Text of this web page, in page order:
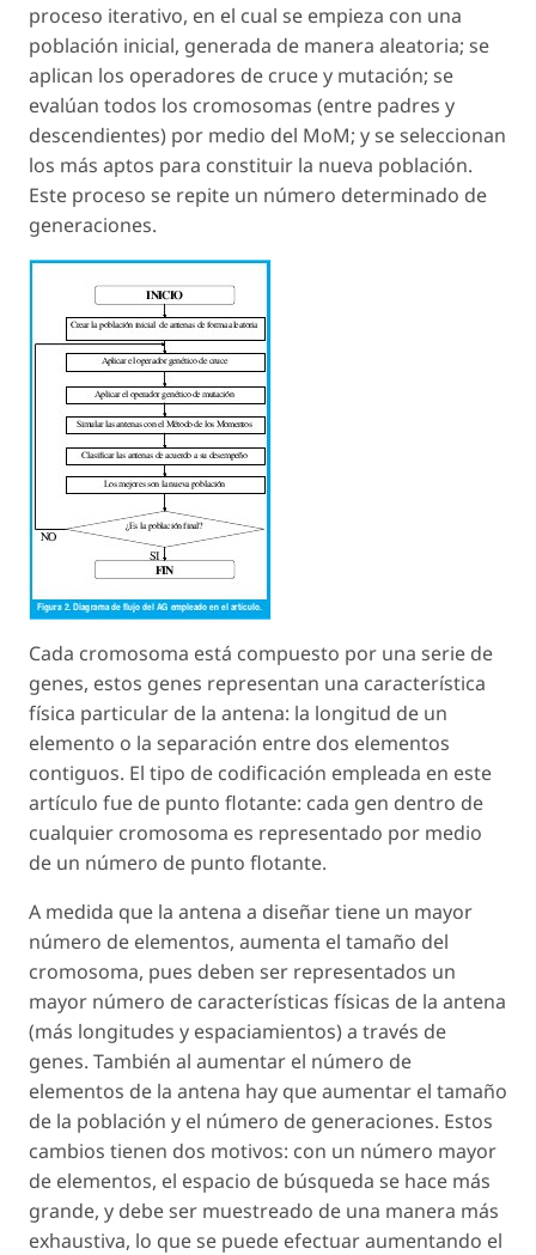
proceso iterativo, en el cual se empieza con una
población inicial, generada de manera aleatoria; se
aplican los operadores de cruce y mutación; se
evalúan todos los cromosomas (entre padres y
descendientes) por medio del MoM; y se seleccionan
los más aptos para constituir la nueva población.
Este proceso se repite un número determinado de
generaciones.
Cada cromosoma está compuesto por una serie de
genes, estos genes representan una característica
física particular de la antena: la longitud de un
elemento o la separación entre dos elementos
contiguos. El tipo de codificación empleada en este
artículo fue de punto flotante: cada gen dentro de
cualquier cromosoma es representado por medio
de un número de punto flotante.
A medida que la antena a diseñar tiene un mayor
número de elementos, aumenta el tamaño del
cromosoma, pues deben ser representados un
mayor número de características físicas de la antena
(más longitudes y espaciamientos) a través de
genes. También al aumentar el número de
elementos de la antena hay que aumentar el tamaño
de la población y el número de generaciones. Estos
cambios tienen dos motivos: con un número mayor
de elementos, el espacio de búsqueda se hace más
grande, y debe ser muestreado de una manera más
exhaustiva, lo que se puede efectuar aumentando el